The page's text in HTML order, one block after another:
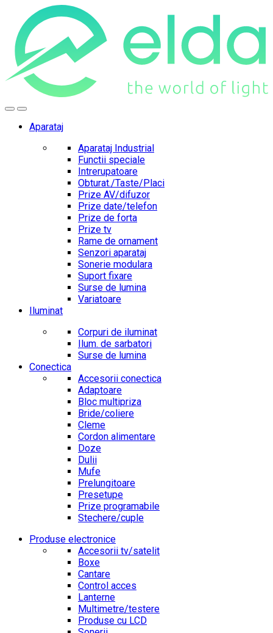
navigation
content
Aparataj
Aparataj Industrial
Functii speciale
Intrerupatoare
Obturat./Taste/Placi
Prize AV/difuzor
Prize date/telefon
Prize de forta
Prize tv
Rame de ornament
Senzori aparataj
Sonerie modulara
Suport fixare
Surse de lumina
Variatoare
Iluminat
Corpuri de iluminat
Ilum. de sarbatori
Surse de lumina
Conectica
Accesorii conectica
Adaptoare
Bloc multipriza
Bride/coliere
Cleme
Cordon alimentare
Doze
Dulii
Mufe
Prelungitoare
Presetupe
Prize programabile
Stechere/cuple
Produse electronice
Accesorii tv/satelit
Boxe
Cantare
Control acces
Lanterne
Multimetre/testere
Produse cu LCD